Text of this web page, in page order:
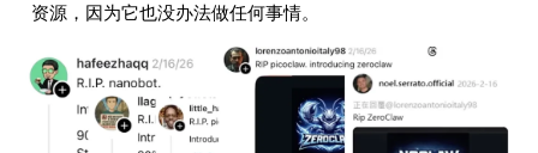
资源，因为它也没办法做任何事情。